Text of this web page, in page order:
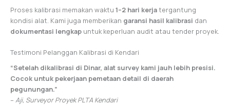
Proses kalibrasi memakan waktu 1–2 hari kerjatergantung
kondisi alat. Kami juga memberikan garansi hasil kalibrasi dan
dokumentasi lengkap untuk keperluan audit atau tender proyek.
Testimoni Pelanggan Kalibrasi di Kendari
“Setelah dikalibrasi di Dinar, alat survey kami jauh lebih presisi.
Cocok untuk pekerjaan pemetaan detail di daerah
pegunungan.”
– Aji, Surveyor Proyek PLTA Kendari